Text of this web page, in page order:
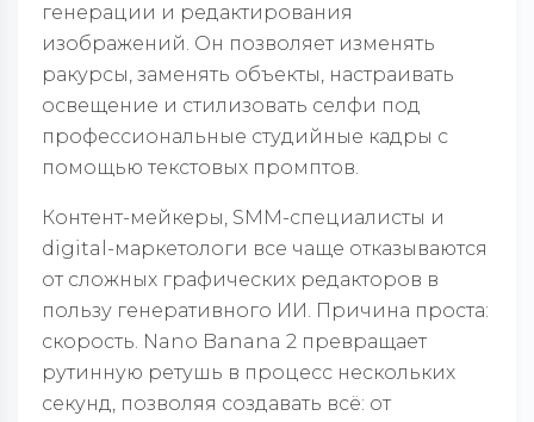
генерации и редактирования
изображений. Он позволяет изменять
ракурсы, заменять объекты, настраивать
освещение и стилизовать селфи под
профессиональные студийные кадры с
помощью текстовых промптов.
Контент-мейкеры, SMM-специалисты и
digital-маркетологи все чаще отказываются
от сложных графических редакторов в
пользу генеративного ИИ. Причина проста:
скорость. Nano Banana 2 превращает
рутинную ретушь в процесс нескольких
секунд, позволяя создавать всё: от